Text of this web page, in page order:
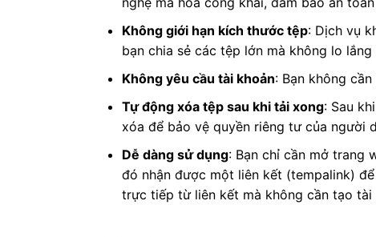
Không giới hạn kích thước tệp: Dịch vụ
bạn chia sẻ các tệp lớn mà không lo
Không yêu cầu tài khoản: Bạn không
Tự động xóa tệp sau khi tải xong: Sau
xóa để bảo vệ quyền riêng tư của người
Dễ dàng sử dụng: Bạn chỉ cần mở trang
đó nhận được một liên kết (tempalink)
trực tiếp từ liên kết mà không cần tạo